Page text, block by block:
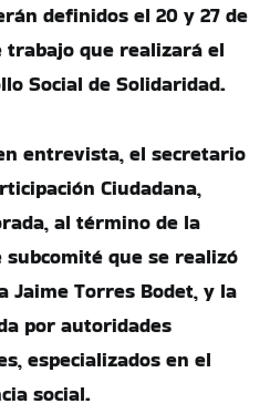
definidos el 20 y 27 de
trabajo que realizará el
Social de Solidaridad.
entrevista, el secretario
Ciudadana,
al término de la
que se realizó
Jaime Torres Bodet, y la
por autoridades
especializados en el
social.